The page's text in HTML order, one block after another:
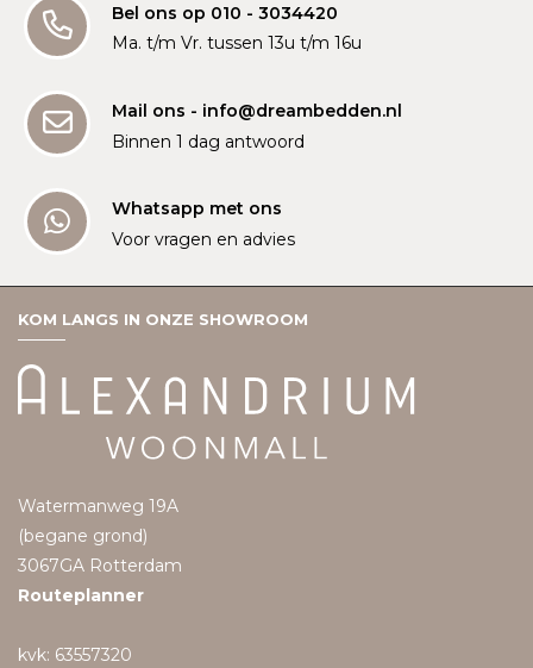
Bel ons op 010 - 3034420
Ma. t/m Vr. tussen 13u t/m 16u
Mail ons - info@dreambedden.nl
Binnen 1 dag antwoord
Whatsapp met ons
Voor vragen en advies
KOM LANGS IN ONZE SHOWROOM
Watermanweg 19A
(begane grond)
3067GA Rotterdam
Routeplanner
kvk: 63557320